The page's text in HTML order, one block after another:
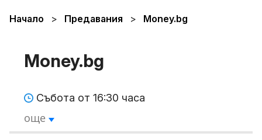
Начало Предавания Money.bg
Money.bg
Събота от 16:30 часа
още